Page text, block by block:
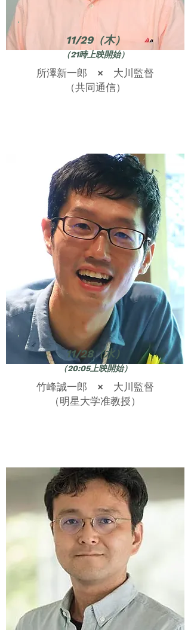
11/29（木）
（21時上映開始）
所澤新一郎 × 大川監督
（共同通信）
11/28（水）
（20:05上映開始）
竹峰誠一郎 × 大川監督
（明星大学准教授）